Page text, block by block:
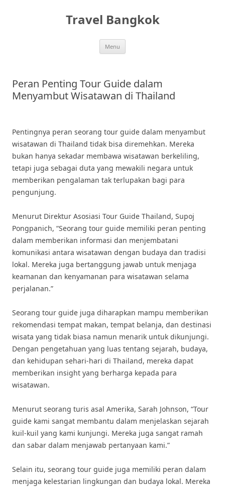
Travel Bangkok
Menu
Peran Penting Tour Guide dalam
Menyambut Wisatawan di Thailand
Pentingnya peran seorang tour guide dalam menyambut
wisatawan di Thailand tidak bisa diremehkan. Mereka
bukan hanya sekadar membawa wisatawan berkeliling,
tetapi juga sebagai duta yang mewakili negara untuk
memberikan pengalaman tak terlupakan bagi para
pengunjung.
Menurut Direktur Asosiasi Tour Guide Thailand, Supoj
Pongpanich, “Seorang tour guide memiliki peran penting
dalam memberikan informasi dan menjembatani
komunikasi antara wisatawan dengan budaya dan tradisi
lokal. Mereka juga bertanggung jawab untuk menjaga
keamanan dan kenyamanan para wisatawan selama
perjalanan.”
Seorang tour guide juga diharapkan mampu memberikan
rekomendasi tempat makan, tempat belanja, dan destinasi
wisata yang tidak biasa namun menarik untuk dikunjungi.
Dengan pengetahuan yang luas tentang sejarah, budaya,
dan kehidupan sehari-hari di Thailand, mereka dapat
memberikan insight yang berharga kepada para
wisatawan.
Menurut seorang turis asal Amerika, Sarah Johnson, “Tour
guide kami sangat membantu dalam menjelaskan sejarah
kuil-kuil yang kami kunjungi. Mereka juga sangat ramah
dan sabar dalam menjawab pertanyaan kami.”
Selain itu, seorang tour guide juga memiliki peran dalam
menjaga kelestarian lingkungan dan budaya lokal. Mereka